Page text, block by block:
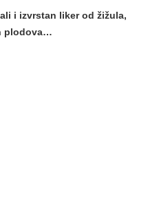
i izvrstan liker od žižula,
plodova…